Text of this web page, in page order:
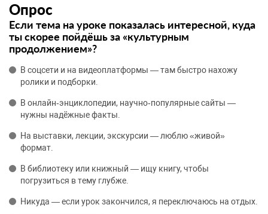
Опрос
Если тема на уроке показалась интересной, куда
ты скорее пойдёшь за «культурным
продолжением»?
В соцсети и на видеоплатформы — там быстро нахожу
ролики и подборки.
В онлайн‑энциклопедии, научно‑популярные сайты —
нужны надёжные факты.
На выставки, лекции, экскурсии — люблю «живой»
формат.
В библиотеку или книжный — ищу книгу, чтобы
погрузиться в тему глубже.
Никуда — если урок закончился, я переключаюсь на отдых.